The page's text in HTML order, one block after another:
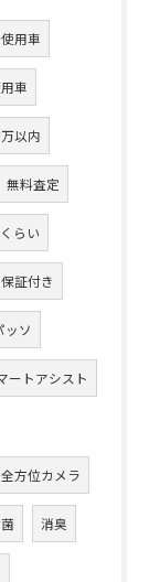
用車
車
以内
無料査定
らい
保証付き
ッソ
ートアシスト
全方位カメラ
消臭